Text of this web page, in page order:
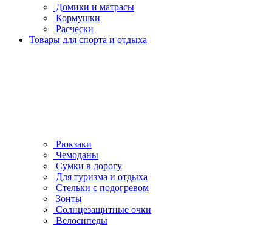
Домики и матрасы
Кормушки
Расчески
Товары для спорта и отдыха
Рюкзаки
Чемоданы
Сумки в дорогу
Для туризма и отдыха
Стельки с подогревом
Зонты
Солнцезащитные очки
Велосипеды